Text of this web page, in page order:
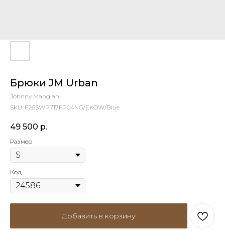
Брюки JM Urban
Johnny Manglani
SKU: F26SWP717FP04NG/EKOW/Blue
49 500 р.
Размер
Код
Добавить в корзину